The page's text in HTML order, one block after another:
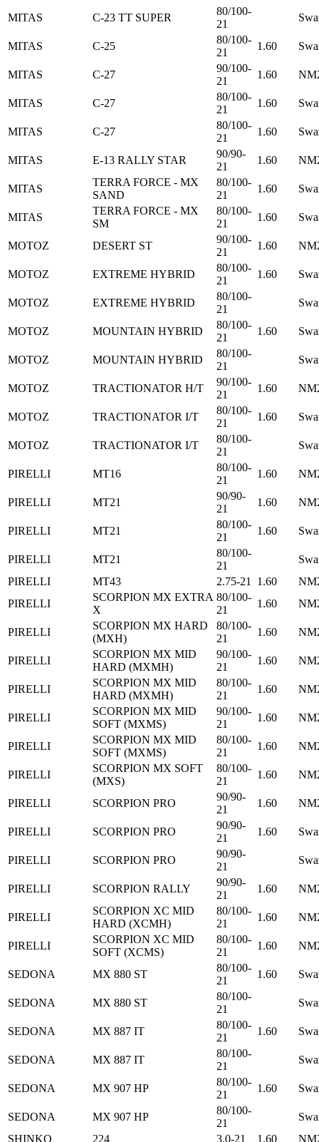
MITAS C-23 TT SUPER
80/100-
21
MITAS C-25
80/100-
21
1.60
MITAS C-27
90/100-
21
1.60
MITAS C-27
80/100-
21
1.60
MITAS C-27
80/100-
21
1.60
MITAS E-13 RALLY STAR
90/90-
21
1.60
MITAS
TERRA FORCE - MX
SAND
80/100-
21
1.60
MITAS
TERRA FORCE - MX
SM
80/100-
21
1.60
MOTOZ DESERT ST
90/100-
21
1.60
MOTOZ EXTREME HYBRID
80/100-
21
1.60
MOTOZ EXTREME HYBRID
80/100-
21
MOTOZ MOUNTAIN HYBRID
80/100-
21
1.60
MOTOZ MOUNTAIN HYBRID
80/100-
21
MOTOZ TRACTIONATOR H/T
90/100-
21
1.60
MOTOZ TRACTIONATOR I/T
80/100-
21
1.60
MOTOZ TRACTIONATOR I/T
80/100-
21
PIRELLI MT16
80/100-
21
1.60
PIRELLI MT21
90/90-
21
1.60
PIRELLI MT21
80/100-
21
1.60
PIRELLI MT21
80/100-
21
PIRELLI
MT43 2.75-21 1.60
PIRELLI
SCORPION MX EXTRA
X
80/100-
21
1.60
PIRELLI
SCORPION MX HARD
(MXH)
80/100-
21
1.60
PIRELLI
SCORPION MX MID
HARD (MXMH)
90/100-
21
1.60
PIRELLI
SCORPION MX MID
HARD (MXMH)
80/100-
21
1.60
PIRELLI
SCORPION MX MID
SOFT (MXMS)
90/100-
21
1.60
PIRELLI
SCORPION MX MID
SOFT (MXMS)
80/100-
21
1.60
PIRELLI
SCORPION MX SOFT
(MXS)
80/100-
21
1.60
PIRELLI SCORPION PRO
90/90-
21
1.60
PIRELLI SCORPION PRO
90/90-
21
1.60
PIRELLI SCORPION PRO
90/90-
21
PIRELLI SCORPION RALLY
90/90-
21
1.60
PIRELLI
SCORPION XC MID
HARD (XCMH)
80/100-
21
1.60
PIRELLI
SCORPION XC MID
SOFT (XCMS)
80/100-
21
1.60
SEDONA MX 880 ST
80/100-
21
1.60
SEDONA MX 880 ST
80/100-
21
SEDONA MX 887 IT
80/100-
21
1.60
SEDONA MX 887 IT
80/100-
21
SEDONA MX 907 HP
80/100-
21
1.60
SEDONA MX 907 HP
80/100-
21
SHINKO
224 3.0-21 1.60